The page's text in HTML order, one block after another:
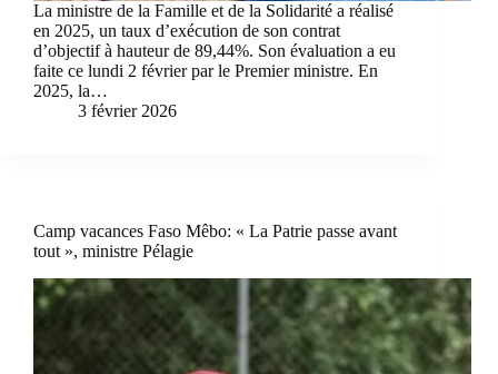
La ministre de la Famille et de la Solidarité a réalisé
en 2025, un taux d’exécution de son contrat
d’objectif à hauteur de 89,44%. Son évaluation a eu
faite ce lundi 2 février par le Premier ministre. En
2025, la…
3 février 2026
Camp vacances Faso Mêbo: « La Patrie passe avant
tout », ministre Pélagie